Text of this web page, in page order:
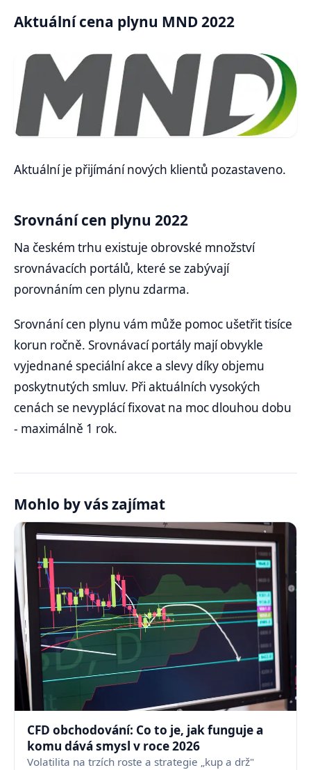
Aktuální cena plynu MND 2022
Aktuální je přijímání nových klientů pozastaveno.
Srovnání cen plynu 2022
Na českém trhu existuje obrovské množství
srovnávacích portálů, které se zabývají
porovnáním cen plynu zdarma.
Srovnání cen plynu vám může pomoc ušetřit tisíce
korun ročně. Srovnávací portály mají obvykle
vyjednané speciální akce a slevy díky objemu
poskytnutých smluv. Při aktuálních vysokých
cenách se nevyplácí fixovat na moc dlouhou dobu
- maximálně 1 rok.
Mohlo by vás zajímat
CFD obchodování: Co to je, jak funguje a
komu dává smysl v roce 2026
Volatilita na trzích roste a strategie „kup a drž"